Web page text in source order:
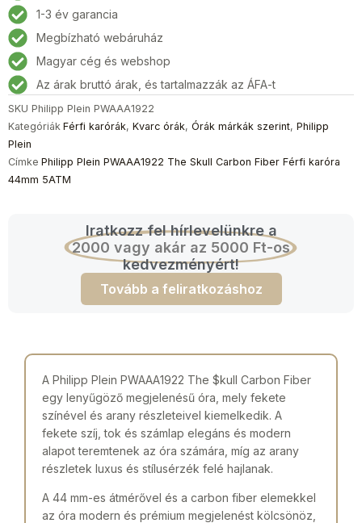
Fiber
Férfi
karóra
44mm
5ATM
mennyiség
1-3 év garancia
Megbízható webáruház
Magyar cég és webshop
Az árak bruttó árak, és tartalmazzák az ÁFA-t
SKU Philipp Plein PWAAA1922
Kategóriák Férfi karórák, Kvarc órák, Órák márkák szerint, Philipp
Plein
Címke Philipp Plein PWAAA1922 The Skull Carbon Fiber Férfi karóra
44mm 5ATM
Iratkozz fel hírlevelünkre a
2000 vagy akár az 5000 Ft-os
kedvezményért!
Tovább a feliratkozáshoz
A Philipp Plein PWAAA1922 The $kull Carbon Fiber
egy lenyűgöző megjelenésű óra, mely fekete
színével és arany részleteivel kiemelkedik. A
fekete szíj, tok és számlap elegáns és modern
alapot teremtenek az óra számára, míg az arany
részletek luxus és stílusérzék felé hajlanak.
A 44 mm-es átmérővel és a carbon fiber elemekkel
az óra modern és prémium megjelenést kölcsönöz,